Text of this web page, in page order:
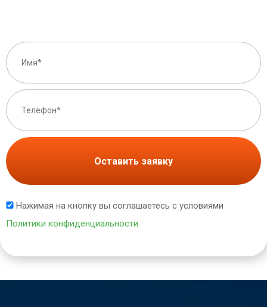
Оставить заявку
Нажимая на кнопку вы соглашаетесь с условиями
Политики конфиденциальности